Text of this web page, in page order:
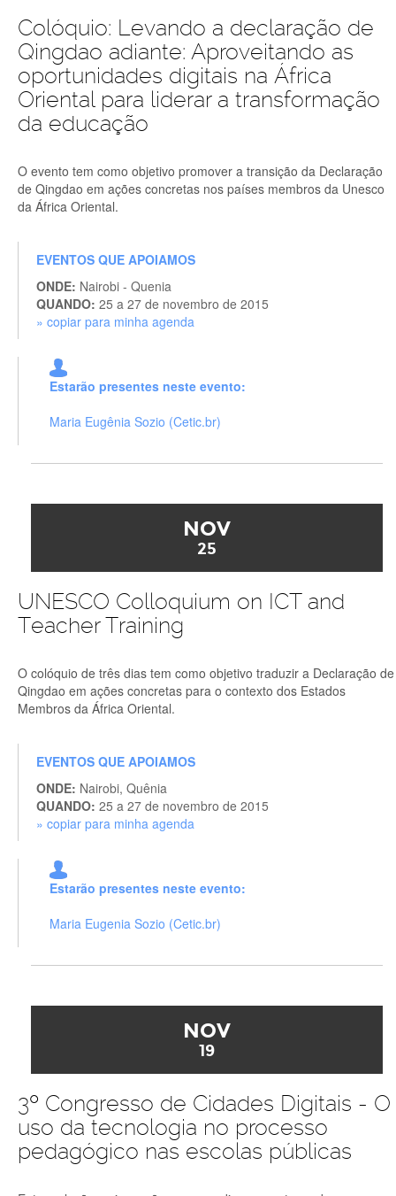
Colóquio: Levando a declaração de
Qingdao adiante: Aproveitando as
oportunidades digitais na África
Oriental para liderar a transformação
da educação
O evento tem como objetivo promover a transição da Declaração
de Qingdao em ações concretas nos países membros da Unesco
da África Oriental.
EVENTOS QUE APOIAMOS
ONDE: Nairobi - Quenia
QUANDO: 25 a 27 de novembro de 2015
» copiar para minha agenda
Estarão presentes neste evento:
Maria Eugênia Sozio (Cetic.br)
NOV
25
UNESCO Colloquium on ICT and
Teacher Training
O colóquio de três dias tem como objetivo traduzir a Declaração de
Qingdao em ações concretas para o contexto dos Estados
Membros da África Oriental.
EVENTOS QUE APOIAMOS
ONDE: Nairobi, Quênia
QUANDO: 25 a 27 de novembro de 2015
» copiar para minha agenda
Estarão presentes neste evento:
Maria Eugenia Sozio (Cetic.br)
NOV
19
3º Congresso de Cidades Digitais - O
uso da tecnologia no processo
pedagógico nas escolas públicas